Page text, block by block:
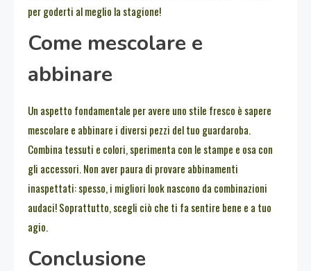
per goderti al meglio la stagione!
Come mescolare e
abbinare
Un aspetto fondamentale per avere uno stile fresco è sapere
mescolare e abbinare i diversi pezzi del tuo guardaroba.
Combina tessuti e colori, sperimenta con le stampe e osa con
gli accessori. Non aver paura di provare abbinamenti
inaspettati: spesso, i migliori look nascono da combinazioni
audaci! Soprattutto, scegli ciò che ti fa sentire bene e a tuo
agio.
Conclusione